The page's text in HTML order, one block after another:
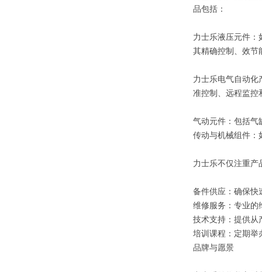
品包括：
力士乐液压元件：
其精确控制、效节
力士乐电气自动化
准控制、远程监控
气动元件：包括气
传动与机械组件：
力士乐不仅注重产
备件供应：确保快
维修服务：专业的
技术支持：提供从
培训课程：定期举
品牌与愿景